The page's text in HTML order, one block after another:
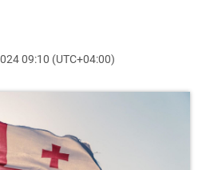
09:10 (UTC+04:00)